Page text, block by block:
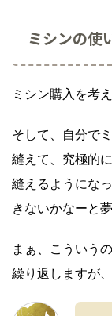
ミシンの使
ミシン購入を考
そして、自分で
縫えて、究極的
縫えるようにな
きないかなーと
まぁ、こういう
繰り返しますが